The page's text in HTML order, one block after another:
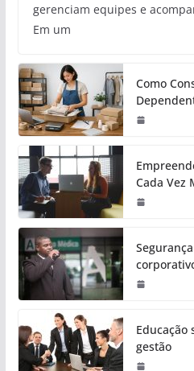
gerenciam equipes e
Em um
Como
Cada Vez
Educação
gestão